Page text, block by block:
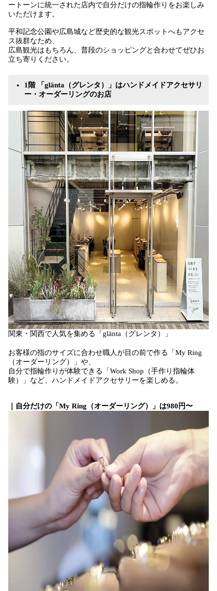
ートーンに統一された店内で自分だけの指輪作りをお楽しみ
いただけます。
平和記念公園や広島城など歴史的な観光スポットへもアクセ
ス抜群なため、
広島観光はもちろん、普段のショッピングと合わせてぜひお
立ち寄りください。
1階 「glänta（グレンタ）」はハンドメイドアクセサリ
ー・オーダーリングのお店
関東・関西で人気を集める「glänta（グレンタ）」
お客様の指のサイズに合わせ職人が目の前で作る「My Ring
（オーダーリング）」や、
自分で指輪作りが体験できる「Work Shop（手作り指輪体
験）」など、ハンドメイドアクセサリーを楽しめる。
｜自分だけの「My Ring（オーダーリング）」は980円〜